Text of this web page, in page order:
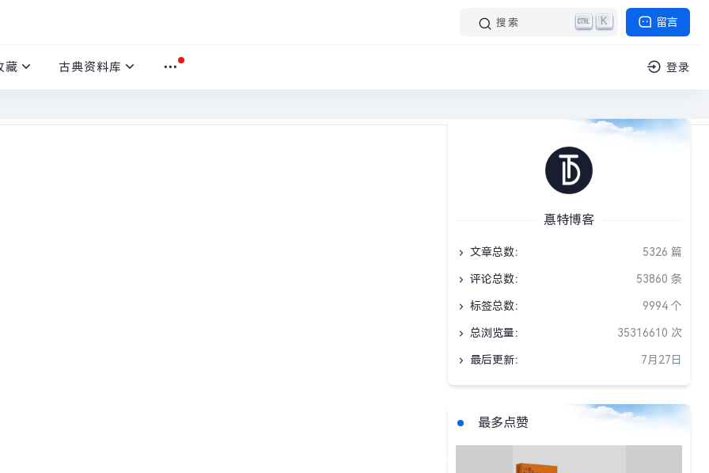
留言
搜索 K
藏 古典资料库 登录
惪特博客
文章总数： 5326 篇
评论总数： 53860 条
标签总数： 9994 个
总浏览量： 35316610 次
最后更新： 7月27日
最多点赞